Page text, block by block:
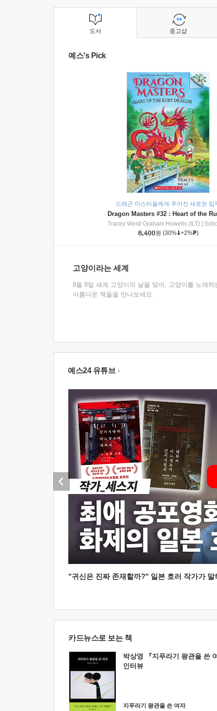
도서
예스's Pick
드래곤 마스터들에게 주어진 새로운 임
Tracey West/ Graham Howells (ILT)
8,400원 (30% +2% )
고양이라는 세계
8월 8일 세계 고양이의 날을 맞아, 고양이를 노래하
아름다운 책들을 만나보세요.
중고샵
예스24 유튜브
"귀신은 진짜 존재할까?" 일본 호러 작가가
카드뉴스로 보는 책
박상영 『지푸라기 왕관을 쓴
인터뷰
지푸라기 왕관을 쓴 여자